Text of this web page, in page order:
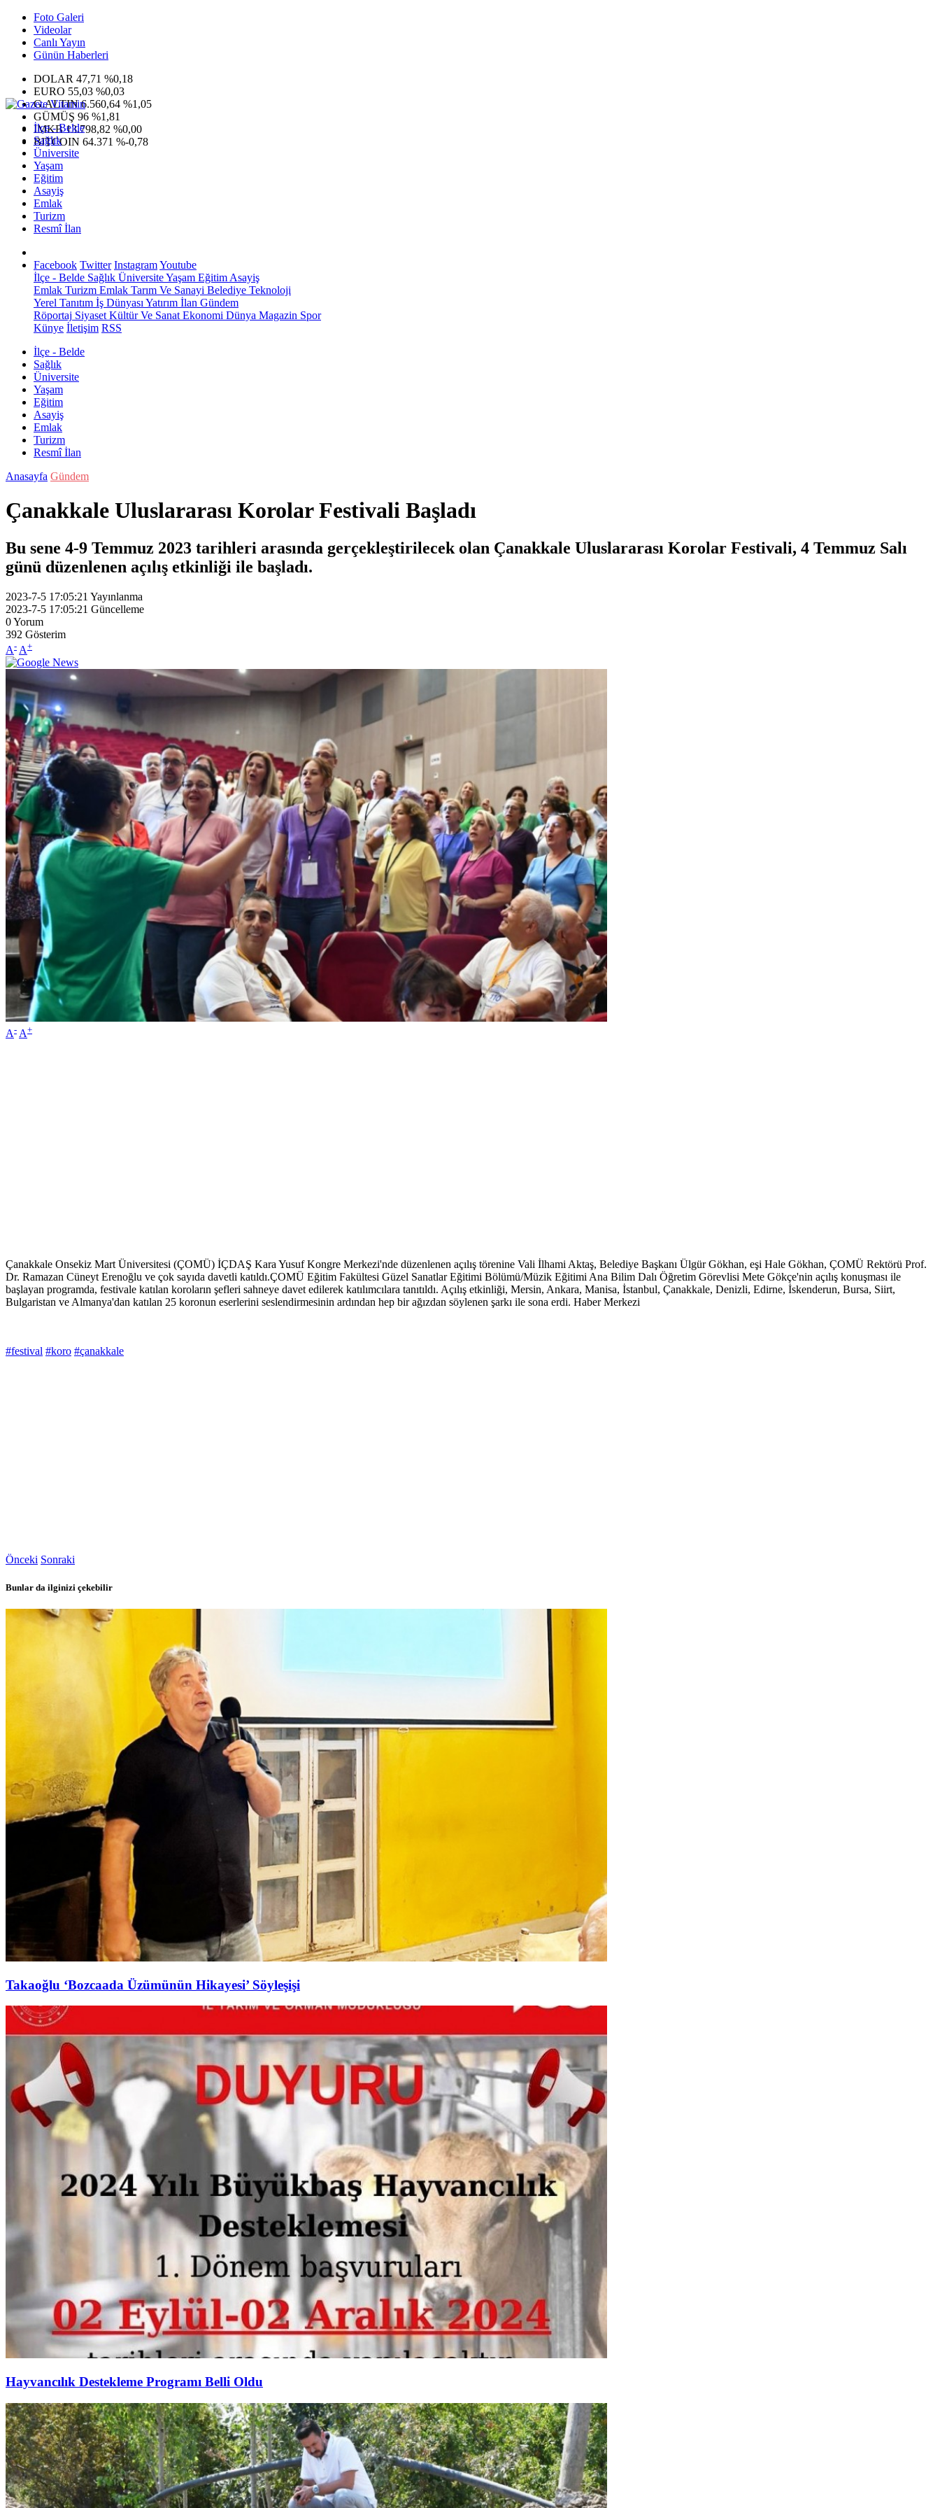
Foto Galeri
Videolar
Canlı Yayın
Günün Haberleri
DOLAR 47,71 %0,18
EURO 55,03 %0,03
G.ALTIN6.560,64 %1,05
GÜMÜŞ 96 %1,81
IMKB13.798,82 %0,00
BITCOIN 64.371 %-0,78
İlçe - Belde
Sağlık
Üniversite
Yaşam
Eğitim
Asayiş
Emlak
Turizm
Resmî İlan
Facebook Twitter InstagramYoutube
İlçe - Belde Sağlık ÜniversiteYaşam Eğitim Asayiş
Emlak Turizm Emlak Tarım Ve Sanayi Belediye Teknoloji
Yerel Tanıtım İş Dünyası Yatırım İlan Gündem
Röportaj Siyaset Kültür Ve Sanat Ekonomi Dünya Magazin Spor
Künye İletişim RSS
İlçe - Belde
Sağlık
Üniversite
Yaşam
Eğitim
Asayiş
Emlak
Turizm
Resmî İlan
Anasayfa Gündem
Çanakkale Uluslararası Korolar Festivali Başladı
Bu sene 4-9 Temmuz 2023 tarihleri arasında gerçekleştirilecek olan Çanakkale Uluslararası Korolar Festivali, 4 Temmuz Salı
günü düzenlenen açılış etkinliği ile başladı.
2023-7-5 17:05:21 Yayınlanma
2023-7-5 17:05:21 Güncelleme
0Yorum
392 Gösterim
A- A+
A- A+
Çanakkale Onsekiz Mart Üniversitesi (ÇOMÜ) İÇDAŞ Kara Yusuf Kongre Merkezi'nde düzenlenen açılış törenine Vali İlhami Aktaş, Belediye Başkanı Ülgür Gökhan, eşi Hale Gökhan, ÇOMÜ Rektörü Prof.
Dr. Ramazan Cüneyt Erenoğlu ve çok sayıda davetli katıldı.ÇOMÜ Eğitim Fakültesi Güzel Sanatlar Eğitimi Bölümü/Müzik Eğitimi Ana Bilim Dalı Öğretim Görevlisi Mete Gökçe'nin açılış konuşması ile
başlayan programda, festivale katılan koroların şefleri sahneye davet edilerek katılımcılara tanıtıldı. Açılış etkinliği, Mersin, Ankara, Manisa, İstanbul, Çanakkale, Denizli, Edirne, İskenderun, Bursa, Siirt,
Bulgaristan ve Almanya'dan katılan 25 koronun eserlerini seslendirmesinin ardından hep bir ağızdan söylenen şarkı ile sona erdi. Haber Merkezi
#festival #koro #çanakkale
Önceki Sonraki
Bunlar da ilginizi çekebilir
Takaoğlu ‘Bozcaada Üzümünün Hikayesi’ Söyleşişi
Hayvancılık Destekleme Programı Belli Oldu